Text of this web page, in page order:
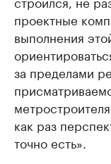
проектные
выполнения
за пределами
как раз
точно есть».